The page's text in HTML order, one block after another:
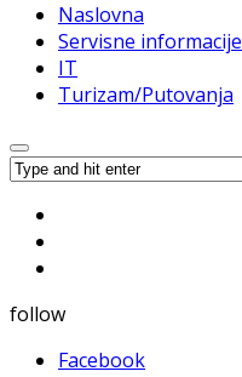
Naslovna
Servisne informacije
IT
Turizam/Putovanja
follow
Facebook